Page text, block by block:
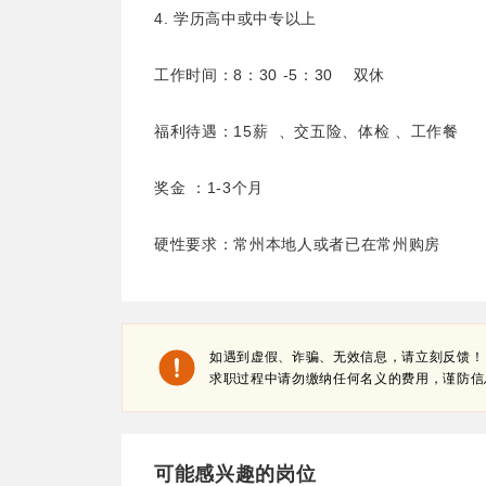
4. 学历高中或中专以上
工作时间：8：30 -5：30 双休
福利待遇：15薪 、交五险、体检 、工作餐
奖金 ：1-3个月
硬性要求：常州本地人或者已在常州购房
如遇到虚假、诈骗、无效信息，请立刻反馈！
求职过程中请勿缴纳任何名义的费用，谨防信
可能感兴趣的岗位